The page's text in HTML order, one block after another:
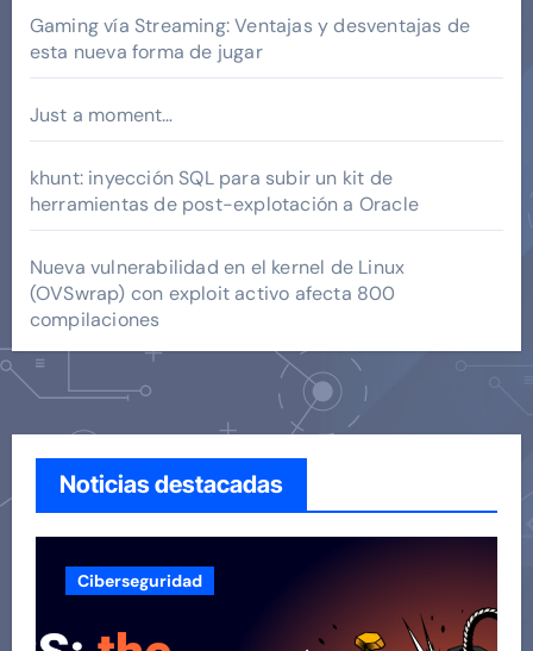
Gaming vía Streaming: Ventajas y desventajas de
esta nueva forma de jugar
Just a moment…
khunt: inyección SQL para subir un kit de
herramientas de post-explotación a Oracle
Nueva vulnerabilidad en el kernel de Linux
(OVSwrap) con exploit activo afecta 800
compilaciones
Noticias destacadas
Ciberseguridad